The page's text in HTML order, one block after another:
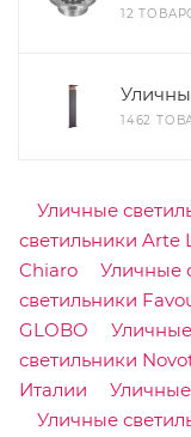
12
1462
Уличные
светильники Arte
Chiaro
Уличные
светильники
GLOBO
светильники
Италии
Уличные